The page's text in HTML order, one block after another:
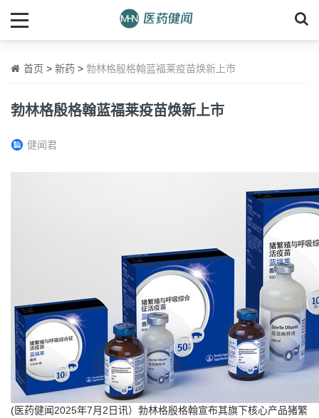
首页 > 新药 > 勃林格殷格翰蓝福莱疫苗焕新上市
勃林格殷格翰蓝福莱疫苗焕新上市
健闻君
(医药健闻2025年7月2日讯）勃林格殷格翰宣布其旗下核心产品猪繁